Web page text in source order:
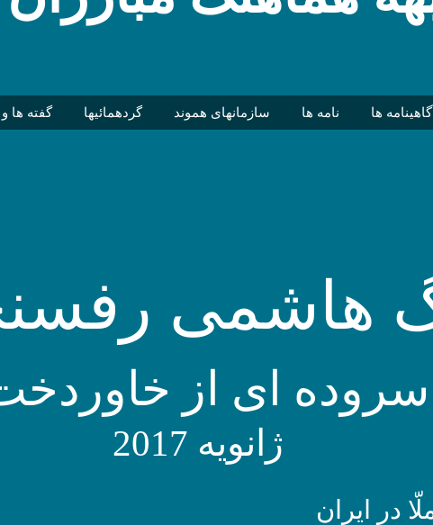
گفته ها گردهمائیها سازمانهای هموند نامه ها آگاهینامه ها
هاشمی
سروده ای از
ژانویه 2017
در ایران